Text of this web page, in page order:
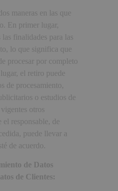
maneras en las que
En primer lugar,
finalidades para las
lo que significa que
procesar por completo
el retiro puede
de procesamiento,
o estudios de
otros
el responsable, de
puede llevar a
de acuerdo.
de Datos
de Clientes: